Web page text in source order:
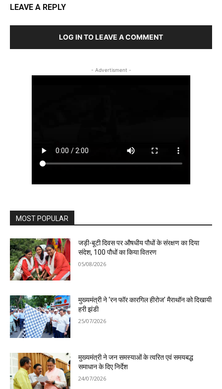
LEAVE A REPLY
LOG IN TO LEAVE A COMMENT
- Advertisment -
MOST POPULAR
जड़ी-बूटी दिवस पर औषधीय पौधों के संरक्षण का दिया
संदेश, 100 पौधों का किया वितरण
05/08/2026
मुख्यमंत्री ने ‘रन फॉर कारगिल हीरोज’ मैराथॉन को दिखायी
हरी झंडी
25/07/2026
मुख्यमंत्री ने जन समस्याओं के त्वरित एवं समयबद्ध
समाधान के दिए निर्देश
24/07/2026